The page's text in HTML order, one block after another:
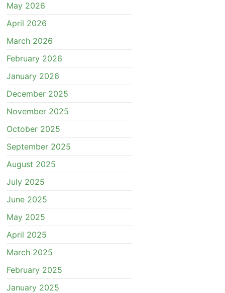
May 2026
April 2026
March 2026
February 2026
January 2026
December 2025
November 2025
October 2025
September 2025
August 2025
July 2025
June 2025
May 2025
April 2025
March 2025
February 2025
January 2025